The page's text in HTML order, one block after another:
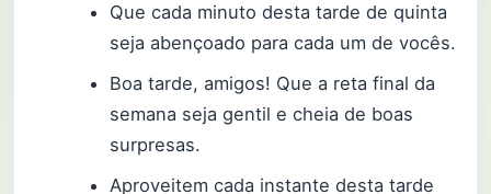
Que cada minuto desta tarde de quinta
seja abençoado para cada um de vocês.
Boa tarde, amigos! Que a reta final da
semana seja gentil e cheia de boas
surpresas.
Aproveitem cada instante desta tarde